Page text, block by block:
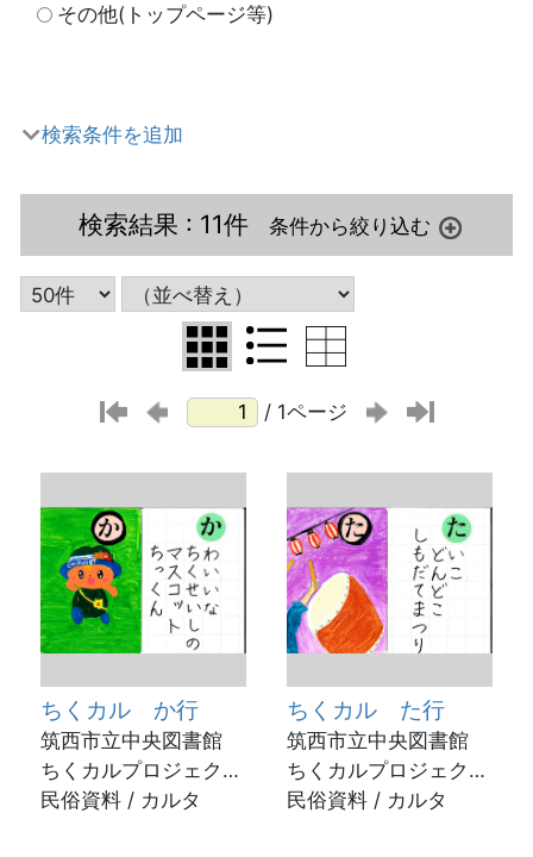
その他(トップページ等)
検索条件を追加
検索結果 : 11件
/ 1ページ
ちくカル か行
筑西市立中央図書館
ちくカルプロジェクト
/ 2023年
民俗資料 / カルタ
ちくカル た行
筑西市立中央図書館
ちくカルプロジェクト
/ 2023年
民俗資料 / カルタ